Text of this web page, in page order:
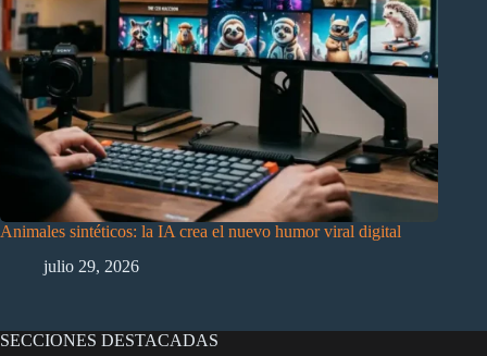
Animales sintéticos: la IA crea el nuevo humor viral digital
julio 29, 2026
SECCIONES DESTACADAS